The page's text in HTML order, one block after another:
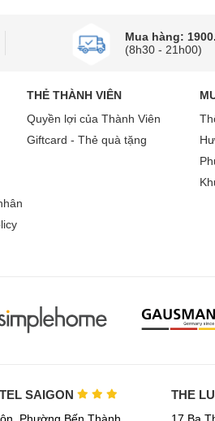
Mua hàng:
(8h30 - 21h00)
THẺ THÀNH VIÊN
Quyền lợi của Thành Viên
Giftcard - Thẻ quà tặng
SAIGON THE